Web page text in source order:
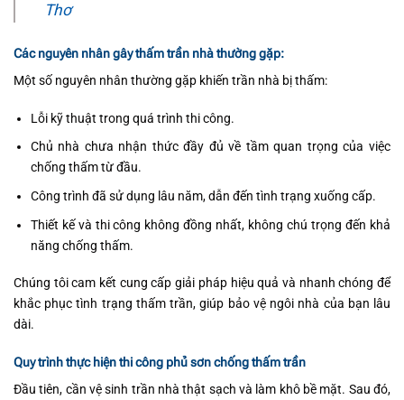
Thơ
Các nguyên nhân gây thấm trần nhà thường gặp:
Một số nguyên nhân thường gặp khiến trần nhà bị thấm:
Lỗi kỹ thuật trong quá trình thi công.
Chủ nhà chưa nhận thức đầy đủ về tầm quan trọng của việc
chống thấm từ đầu.
Công trình đã sử dụng lâu năm, dẫn đến tình trạng xuống cấp.
Thiết kế và thi công không đồng nhất, không chú trọng đến khả
năng chống thấm.
Chúng tôi cam kết cung cấp giải pháp hiệu quả và nhanh chóng để
khắc phục tình trạng thấm trần, giúp bảo vệ ngôi nhà của bạn lâu
dài.
Quy trình thực hiện thi công phủ sơn chống thấm trần
Đầu tiên, cần vệ sinh trần nhà thật sạch và làm khô bề mặt. Sau đó,